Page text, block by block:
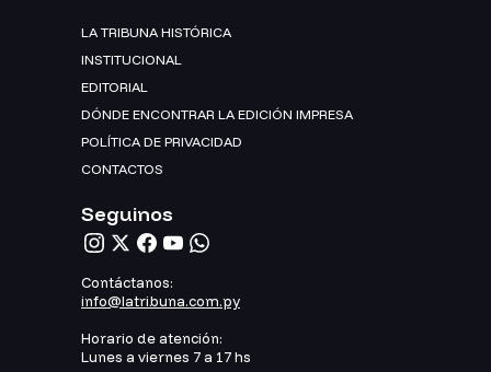
LA TRIBUNA HISTÓRICA
INSTITUCIONAL
EDITORIAL
DÓNDE ENCONTRAR LA EDICIÓN IMPRESA
POLÍTICA DE PRIVACIDAD
CONTACTOS
Seguinos
Contáctanos:
info@latribuna.com.py
Horario de atención:
Lunes a viernes 7 a 17 hs